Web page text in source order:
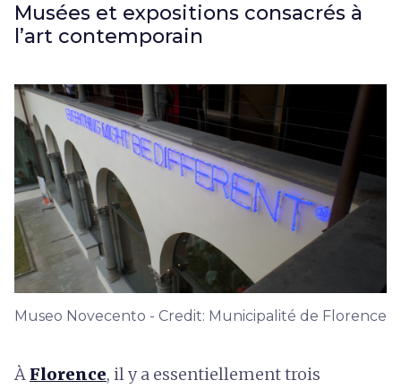
Musées et expositions consacrés à
l’art contemporain
Museo Novecento - Credit: Municipalité de Florence
À Florence, il y a essentiellement trois